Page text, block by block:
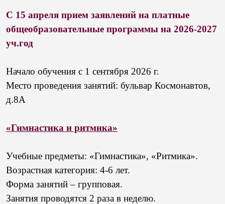
С 15 апреля прием заявлений на платные
общеобразовательные программы на 2026-2027
уч.год
Начало обучения с 1 сентября 2026 г.
Место проведения занятий: бульвар Космонавтов,
д.8А
«Гимнастика и ритмика»
Учебные предметы: «Гимнастика», «Ритмика».
Возрастная категория: 4-6 лет.
Форма занятий – групповая.
Занятия проводятся 2 раза в неделю.